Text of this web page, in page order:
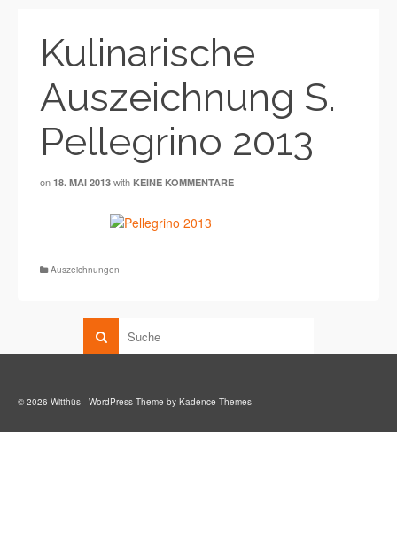
Kulinarische
Auszeichnung S.
Pellegrino 2013
on 18. MAI 2013 with KEINE KOMMENTARE
Auszeichnungen
© 2026 Witthüs - WordPress Theme by Kadence Themes